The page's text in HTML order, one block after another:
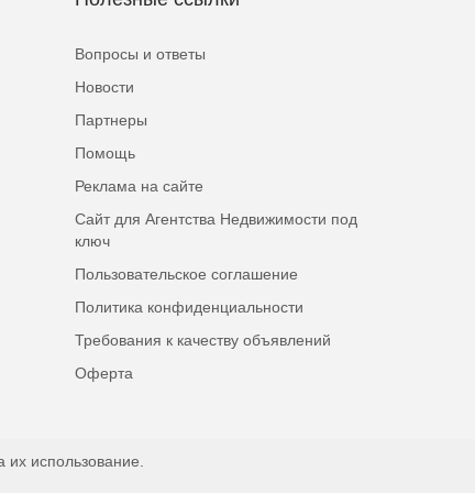
Вопросы и ответы
Новости
Партнеры
Помощь
Реклама на сайте
Сайт для Агентства Недвижимости под
ключ
Пользовательское соглашение
Политика конфиденциальности
Требования к качеству объявлений
Оферта
использование.